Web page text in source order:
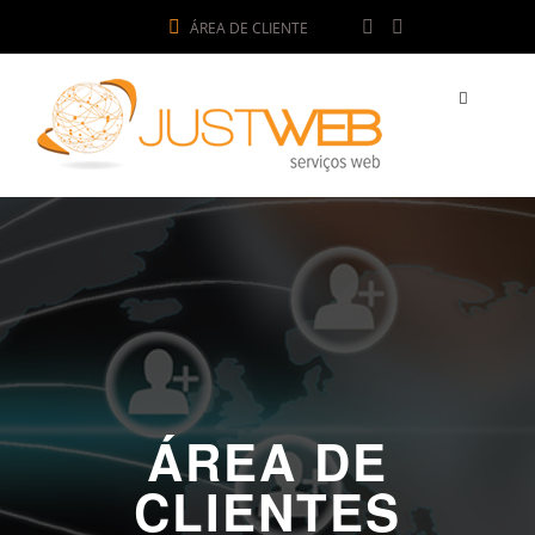
ÁREA DE CLIENTE
ÁREA DE
CLIENTES